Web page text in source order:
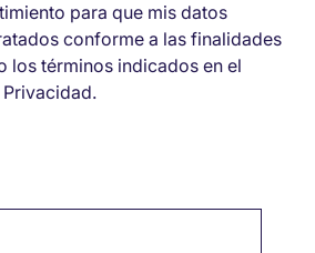
para que mis datos
conforme a las finalidades
los términos indicados en el